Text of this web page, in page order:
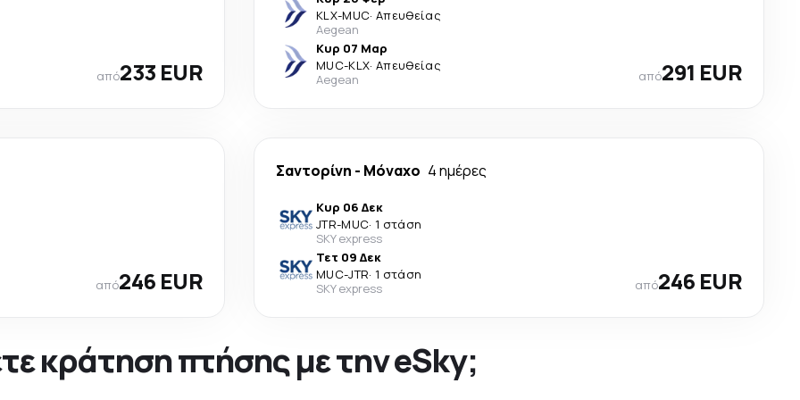
από233 EUR
KLX-MUC· Απευθείας
Aegean
Κυρ 07 Μαρ
MUC-KLX· Απευθείας
Aegean
από291 EUR
από246 EUR
Σαντορίνη - Μόναχο 4 ημέρες
Κυρ 06 Δεκ
JTR-MUC· 1 στάση
SKY express
Τετ 09 Δεκ
MUC-JTR· 1 στάση
SKY express
από246 EUR
κράτηση πτήσης με την eSky;